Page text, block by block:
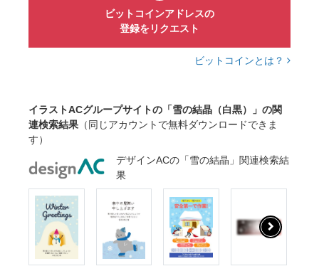
ビットコインアドレスの
登録をリクエスト
ビットコインとは？
イラストACグループサイトの「雪の結晶（白黒）」の関
連検索結果 （同じアカウントで無料ダウンロードできま
す）
デザインACの「雪の結晶」関連検索結
果